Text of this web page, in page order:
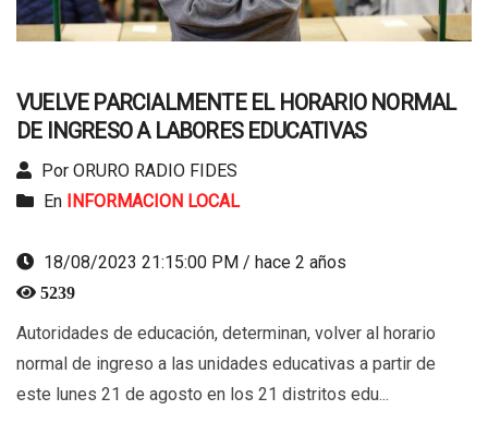
VUELVE PARCIALMENTE EL HORARIO NORMAL
DE INGRESO A LABORES EDUCATIVAS
Por ORURO RADIO FIDES
En INFORMACION LOCAL
18/08/2023 21:15:00 PM / hace 2 años
5239
Autoridades de educación, determinan, volver al horario
normal de ingreso a las unidades educativas a partir de
este lunes 21 de agosto en los 21 distritos edu...